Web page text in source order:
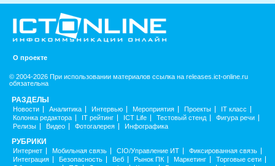
О проекте
© 2004-2026 При использовании материалов ссылка на releases.ict-online.ru
обязательна
РАЗДЕЛЫ
Новости Аналитика Интервью Мероприятия Проекты
IT класс
Колонка редактора
IT рейтинг ICT Life Тестовый стенд
Фигура речи
Релизы
Видео Фотогалерея Инфографика
РУБРИКИ
Интернет Мобильная связь CIO/Управление ИТ
Фиксированная связь
Интеграция
Безопасность Веб Рынок ПК Маркетинг
Торговые сети